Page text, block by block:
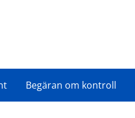
Begäran om kontroll